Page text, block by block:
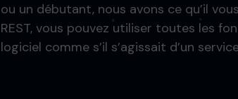
ou un débutant, nous avons ce qu’il
REST, vous pouvez utiliser toutes les
logiciel comme s’il s’agissait d’un